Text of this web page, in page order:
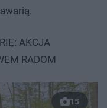
AKCJA
RADOM
15